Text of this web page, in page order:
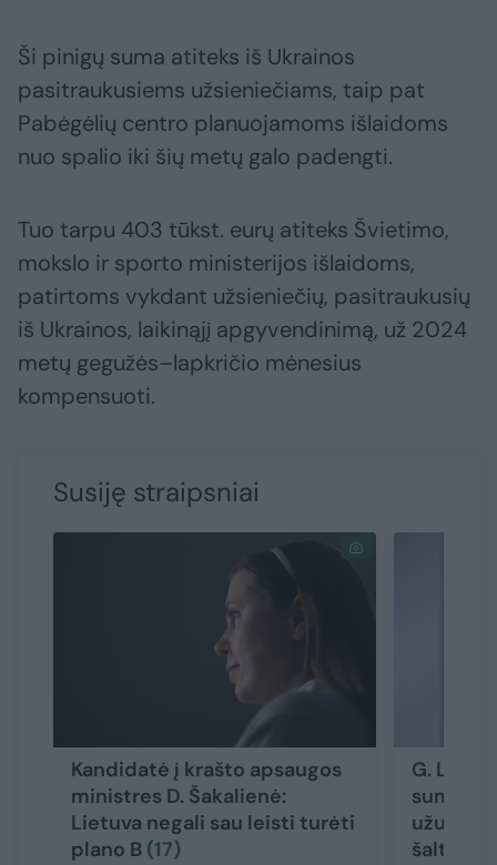
Ši pinigų suma atiteks iš Ukrainos
pasitraukusiems užsieniečiams, taip pat
Pabėgėlių centro planuojamoms išlaidoms
nuo spalio iki šių metų galo padengti.
Tuo tarpu 403 tūkst. eurų atiteks Švietimo,
mokslo ir sporto ministerijos išlaidoms,
patirtoms vykdant užsieniečių, pasitraukusių
iš Ukrainos, laikinąjį apgyvendinimą, už 2024
metų gegužės–lapkričio mėnesius
kompensuoti.
Susiję straipsniai
Kandidatė į krašto apsaugos
ministres D. Šakalienė:
Lietuva negali sau leisti turėti
plano B (17)
G.
šaltiniai